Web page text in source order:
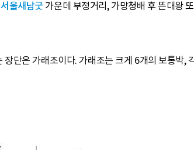
서울새남굿가운데 부정거리, 가망청배 후 뜬대왕
단은 가래조이다. 가래조는 크게 6개의 보통박